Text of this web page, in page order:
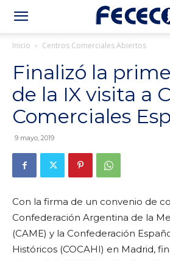
Inicio Centros Comerciales Abiertos
Finalizó la
de la IX visita a
Comerciales
9 mayo, 2019
Con la firma de un convenio de
Confederación Argentina de la
(CAME) y la Confederación
Históricos (COCAHI) en Madrid,